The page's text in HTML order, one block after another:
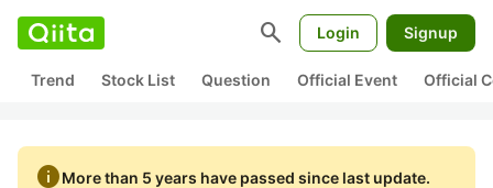
search Login Signup
Trend Stock List Question Official Event Official
infoMore than 5 years have passed since last update.